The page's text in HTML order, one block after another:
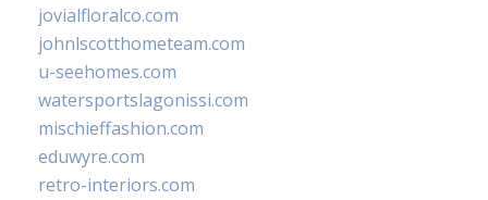
jovialfloralco.com
johnlscotthometeam.com
u-seehomes.com
watersportslagonissi.com
mischieffashion.com
eduwyre.com
retro-interiors.com